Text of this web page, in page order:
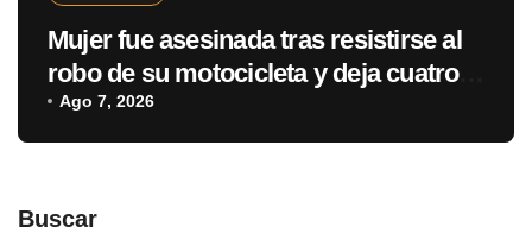
Mujer fue asesinada tras resistirse al
robo de su motocicleta y deja cuatro
hijos huérfanos en Ypané
Ago 7, 2026
Buscar